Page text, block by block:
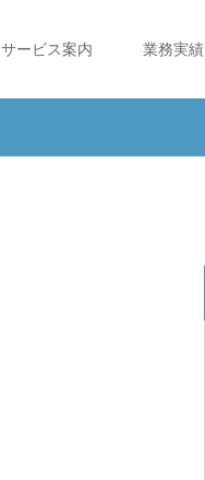
サービス案内 業務実績